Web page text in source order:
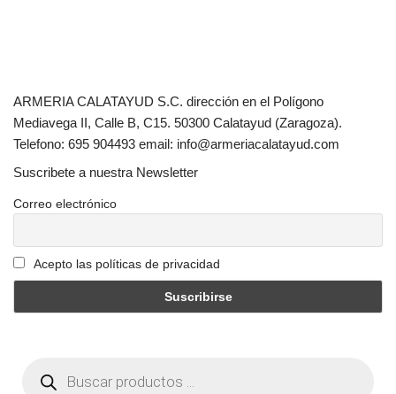
ARMERIA CALATAYUD S.C. dirección en el Polígono
Mediavega II, Calle B, C15. 50300 Calatayud (Zaragoza).
Telefono: 695 904493 email: info@armeriacalatayud.com
Suscribete a nuestra Newsletter
Correo electrónico
Acepto las políticas de privacidad